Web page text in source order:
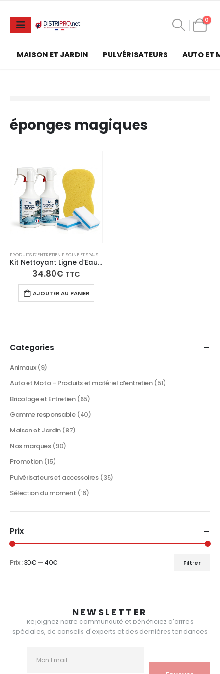
0
MAISON ET JARDIN PULVÉRISATEURS AUTO ET
éponges magiques
PRODUITS D’ENTRETIEN PISCINE ET SPA,SÉLECTION DU MOMENT
Kit Nettoyant Ligne d’Eau Piscine & Spa Professionnel
34.80€ TTC
AJOUTER AU PANIER
Categories
Animaux (9)
Auto et Moto – Produits et matériel d’entretien (51)
Bricolage et Entretien (65)
Gamme responsable (40)
Maison et Jardin (87)
Nos marques (90)
Promotion (15)
Pulvérisateurs et accessoires (35)
Sélection du moment (16)
Prix
Filtrer
Prix :30€— 40€
NEWSLETTER
Rejoignez notre communauté et bénéficiez d'offres
spéciales, de conseils d'experts et des dernières tendances